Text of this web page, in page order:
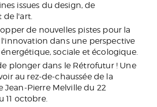
issues du design, de
de l'art.
de nouvelles pistes pour la
dans une perspective
sociale et écologique.
plonger dans le Rétrofutur ! Une
au rez-de-chaussée de la
Jean-Pierre Melville du 22
11 octobre.